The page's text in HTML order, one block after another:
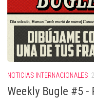
NOTICIAS INTERNACIONALES
Weekly Bugle #5